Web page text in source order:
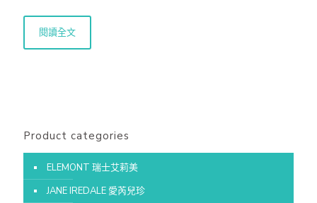
閱讀全文
Product categories
ELEMONT 瑞士艾莉美
JANE IREDALE 愛芮兒珍